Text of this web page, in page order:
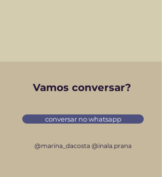
Vamos conversar?
conversar no whatsapp
@marina_dacosta @inala.prana